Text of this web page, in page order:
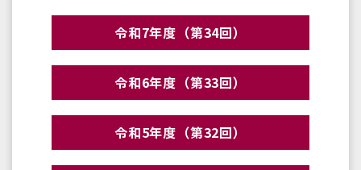
令和7年度（第34回）
令和6年度（第33回）
令和5年度（第32回）